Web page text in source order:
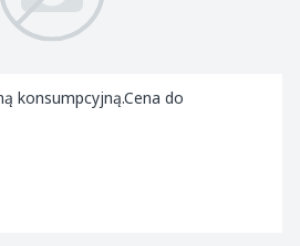
konsumpcyjną.Cena do